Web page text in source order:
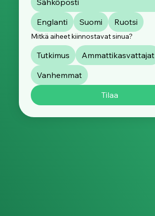
Englanti Suomi Ruotsi
Mitkä aiheet kiinnostavat sinua?
Tutkimus
Ammattikasvattajat
Vanhemmat
Tilaa